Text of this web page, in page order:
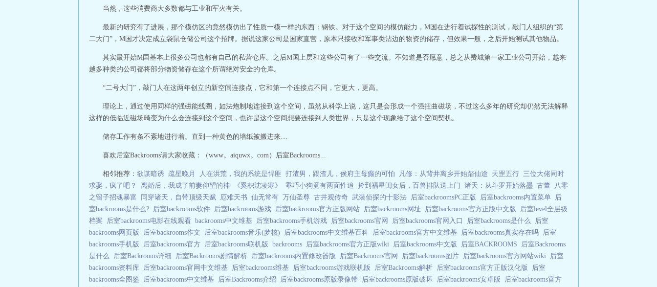
当然，这些消费商大多数都与工业和军火有关。
最新的研究有了进展，那个模仿区的竟然模仿出了性质一模一样的东西：钢铁。对于这个空间的模仿能力，M国在进行着试探性的测试，敲门人组织的“第
二大门”，M国才决定成立袋鼠仓储公司这个招牌。据说这家公司是国家直营，原本只接收和军事类沾边的物资的储存，但效果一般，之后开始测试其他物品。
其实最开始M国基本上很多公司也都有自己的私营仓库。之后M国上层和这些公司有了一些交流。不知道是否愿意，总之从费城第一家工业公司开始，越来
越多种类的公司都将部分物资储存在这个所谓绝对安全的仓库。
“二号大门”，敲门人在这两年创立的新空间连接点，它和第一个连接点不同，它更大，更高。
理论上，通过使用同样的强磁能线圈，如法炮制地连接到这个空间，虽然从科学上说，这只是会形成一个强扭曲磁场，不过这么多年的研究却仍然无法解释
这样的低临近磁场畸变为什么会连接到这个空间，也许是这个空间想要连接到人类世界，只是这个现象给了这个空间契机。
储存工作有条不紊地进行着。直到一种黄色的墙纸被搬进来…
喜欢后室Backrooms请大家收藏：（www。aiquwx。com）后室Backrooms...
相邻推荐： 欲谋暗诱 疏星晚月 人在洪荒，我的系统是悍匪 打渣男，踢渣儿，侯府主母癫的可怕 凡修：从背井离乡开始踏仙途 天罡五行 三位大佬同时
求娶，疯了吧？
离婚后，我成了前妻仰望的神 《奚枳沈凌寒》 乖巧小狗竟有两面性追 捡到福星闺女后，百兽排队送上门 诸天：从斗罗开始落墨 古董
八零
之留子招魂暴富
同穿诸天，自带顶级天赋 厄难天书 仙无常有 万仙圣尊 古井观传奇 武装侦探的十影法 后室backroomsPC正版 后室backrooms内置菜单 后
室backrooms是什么? 后室backrooms软件 后室backrooms游戏 后室backrooms官方正版网站 后室backrooms网址 后室backrooms官方正版中文版 后室level全层级
档案 后室backrooms电影在线观看 backrooms中文维基 后室backrooms手机游戏 后室backrooms官网 后室backrooms官网入口 后室backrooms是什么 后室
backrooms网页版 后室backrooms作文 后室backrooms音乐(梦核) 后室backrooms中文维基百科 后室backrooms官方中文维基 后室backrooms真实存在吗 后室
backrooms手机版 后室backrooms官方 后室backrooms联机版 backrooms 后室backrooms官方正版wiki 后室backrooms中文版 后室BACKROOMS 后室Backrooms
是什么 后室Backrooms详细 后室Backrooms剧情解析 后室backrooms内置修改器版 后室Backrooms官网 后室backrooms图片 后室backrooms官方网站wiki 后室
backrooms资料库 后室backrooms官网中文维基 后室backrooms维基 后室backrooms游戏联机版 后室Backrooms解析 后室backrooms官方正版汉化版 后室
backrooms全图鉴 后室backrooms中文维基 后室Backrooms介绍 后室backrooms原版录像带 后室backrooms原版破坏 后室backrooms安卓版 后室backrooms官方